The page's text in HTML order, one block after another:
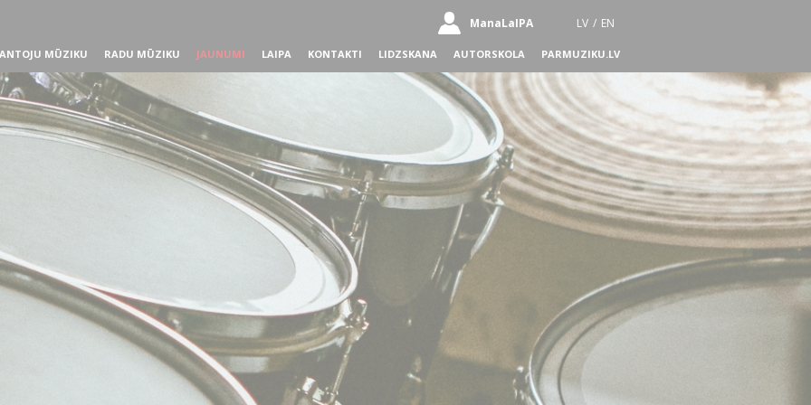
ManaLaIPA LV / EN
MŪZIKU RADU MŪZIKU JAUNUMI LAIPA KONTAKTI LIDZSKANA AUTORSKOLA PARMUZIKU.LV